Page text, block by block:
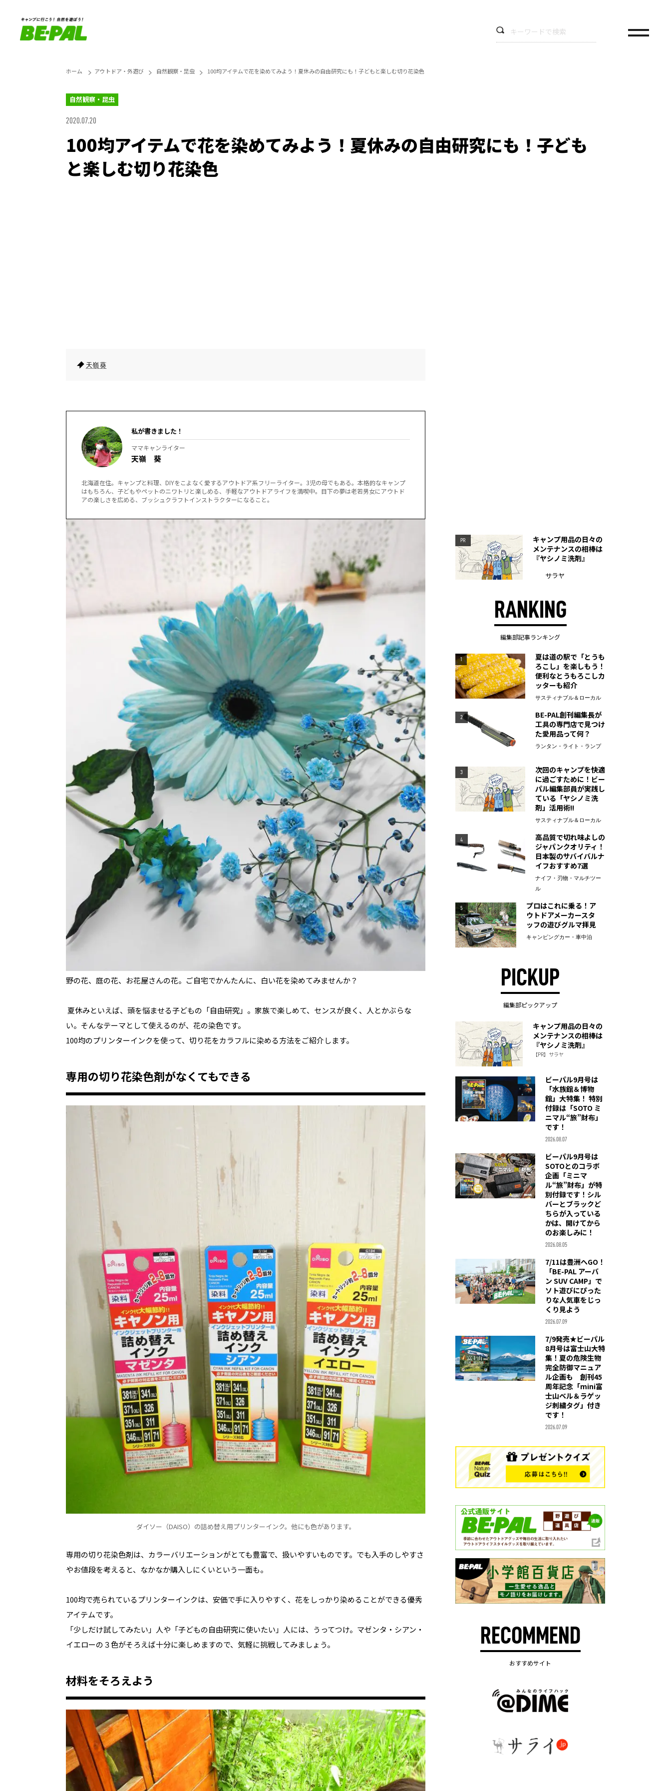
ホーム アウトドア・外遊び 自然観察・昆虫 100均アイテムで花を染めてみよう！夏休みの自由研究にも！子どもと楽しむ切り花染色
自然観察・昆虫
2020.07.20
100均アイテムで花を染めてみよう！夏休みの自由研究にも！子ども
と楽しむ切り花染色
天嶺 葵
私が書きました！
ママキャンライター
天嶺 葵
北海道在住。キャンプと料理、DIYをこよなく愛するアウトドア系フリーライター。3児の母でもある。本格的なキャンプ
はもちろん、子どもやペットのニワトリと楽しめる、手軽なアウトドアライフを満喫中。目下の夢は老若男女にアウトド
アの楽しさを広める、ブッシュクラフトインストラクターになること。
野の花、庭の花、お花屋さんの花。ご自宅でかんたんに、白い花を染めてみませんか？
夏休みといえば、頭を悩ませる子どもの「自由研究」。家族で楽しめて、センスが良く、人とかぶらな
い。そんなテーマとして使えるのが、花の染色です。
100均のプリンターインクを使って、切り花をカラフルに染める方法をご紹介します。
専用の切り花染色剤がなくてもできる
ダイソー（DAISO）の詰め替え用プリンターインク。他にも色があります。
専用の切り花染色剤は、カラーバリエーションがとても豊富で、扱いやすいものです。でも入手のしやすさ
やお値段を考えると、なかなか購入しにくいという一面も。
100均で売られているプリンターインクは、安価で手に入りやすく、花をしっかり染めることができる優秀
アイテムです。
「少しだけ試してみたい」人や「子どもの自由研究に使いたい」人には、うってつけ。マゼンタ・シアン・
イエローの３色がそろえば十分に楽しめますので、気軽に挑戦してみましょう。
材料をそろえよう
PR
キャンプ用品の日々の
メンテナンスの相棒は
『ヤシノミ洗剤』
サラヤ
RANKING
編集部記事ランキング
1
夏は道の駅で「とうも
ろこし」を楽しもう！
便利なとうもろこしカ
ッターも紹介
サスティナブル＆ローカル
2
BE-PAL創刊編集長が
工具の専門店で見つけ
た愛用品って何？
ランタン・ライト・ランプ
3
次回のキャンプを快適
に過ごすために！ビー
パル編集部員が実践し
ている「ヤシノミ洗
剤」活用術!!
サスティナブル＆ローカル
4
高品質で切れ味よしの
ジャパンクオリティ！
日本製のサバイバルナ
イフおすすめ7選
ナイフ・刃物・マルチツー
ル
5
プロはこれに乗る！ア
ウトドアメーカースタ
ッフの遊びグルマ拝見
キャンピングカー・車中泊
PICKUP
編集部ピックアップ
キャンプ用品の日々の
メンテナンスの相棒は
『ヤシノミ洗剤』
【PR】サラヤ
ビーパル9月号は
「水族館＆博物
館」大特集！ 特別
付録は「SOTO ミ
ニマル“旅”財布」
です！
2026.08.07
ビーパル9月号は
SOTOとのコラボ
企画「ミニマ
ル“旅”財布」が特
別付録です！シル
バーとブラックど
ちらが入っている
かは、開けてから
のお楽しみに！
2026.08.05
7/11は豊洲へGO！
「BE-PAL アーバ
ン SUV CAMP」で
ソト遊びにぴった
りな人気車をじっ
くり見よう
2026.07.09
7/9発売★ビーパル
8月号は富士山大特
集！夏の危険生物
完全防御マニュア
ル企画も 創刊45
周年記念「mini富
士山ベル＆ラゲッ
ジ刺繍タグ」付き
です！
2026.07.09
RECOMMEND
おすすめサイト